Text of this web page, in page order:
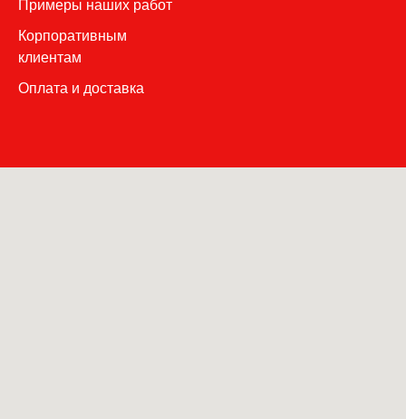
П римеры наших работ
Корпоративным
клиентам
Оплата и доставка